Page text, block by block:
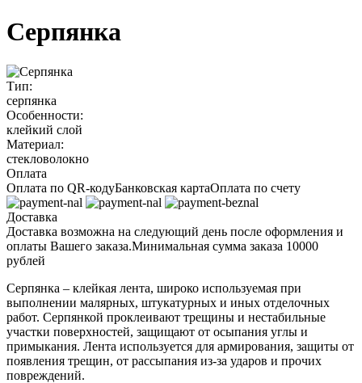
Серпянка
Тип:
серпянка
Особенности:
клейкий слой
Материал:
стекловолокно
Оплата
Оплата по QR-кодуБанковская картаОплата по счету
Доставка
Доставка возможна на следующий день после оформления и
оплаты Вашего заказа.Минимальная сумма заказа 10000
рублей
Серпянка – клейкая лента, широко используемая при
выполнении малярных, штукатурных и иных отделочных
работ. Серпянкой проклеивают трещины и нестабильные
участки поверхностей, защищают от осыпания углы и
примыкания. Лента используется для армирования, защиты от
появления трещин, от рассыпания из-за ударов и прочих
повреждений.